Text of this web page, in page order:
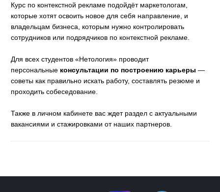
Курс по контекстной рекламе подойдёт маркетологам,
которые хотят освоить новое для себя направление, и
владельцам бизнеса, которым нужно контролировать
сотрудников или подрядчиков по контекстной рекламе.
Для всех студентов «Нетология» проводит
персональные консультации по построению карьеры —
советы как правильно искать работу, составлять резюме и
проходить собеседование.
Также в личном кабинете вас ждет раздел с актуальными
вакансиями и стажировками от наших партнеров.